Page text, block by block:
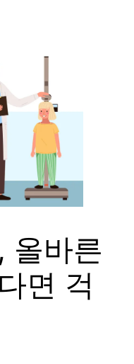
올바른
면 걱